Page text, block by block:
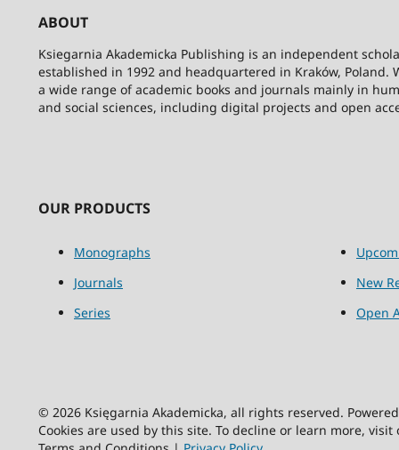
ABOUT
Ksiegarnia Akademicka Publishing is an independent
established in 1992 and headquartered in Kraków, Poland.
a wide range of academic books and journals mainly in
and social sciences, including digital projects and open
OUR PRODUCTS
Monographs
Journals
Series
New
Open
© 2026 Księgarnia Akademicka, all rights reserved.
Cookies are used by this site. To decline or learn more,